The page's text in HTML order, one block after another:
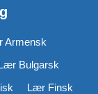
Armensk
Bulgarsk
Lær Finsk